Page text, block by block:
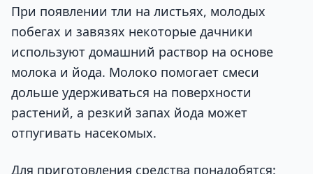
При появлении тли на листьях, молодых
побегах и завязях некоторые дачники
используют домашний раствор на основе
молока и йода. Молоко помогает смеси
дольше удерживаться на поверхности
растений, а резкий запах йода может
отпугивать насекомых.
Для приготовления средства понадобятся: